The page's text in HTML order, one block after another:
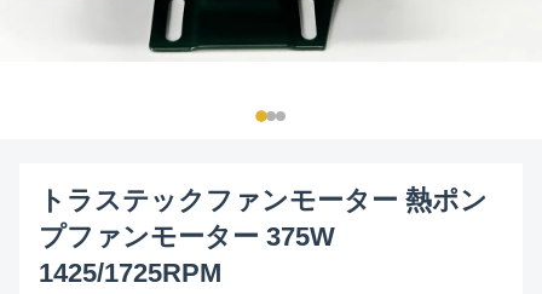
トラステックファンモーター 熱ポン
プファンモーター 375W
1425/1725RPM